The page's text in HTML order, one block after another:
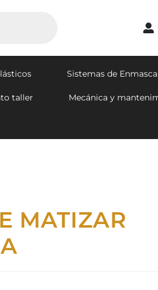
Sistemas de
taller Mecánica y
MATIZAR